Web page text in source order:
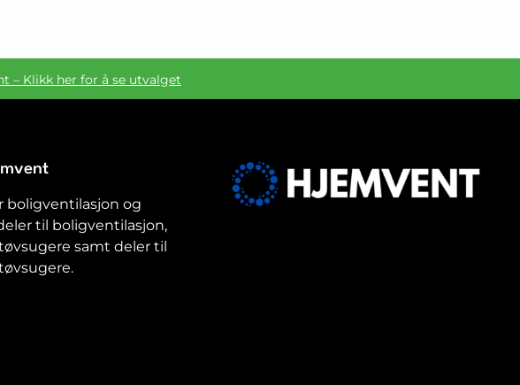
– Klikk her for å se utvalget
boligventilasjon og
til boligventilasjon,
samt deler til